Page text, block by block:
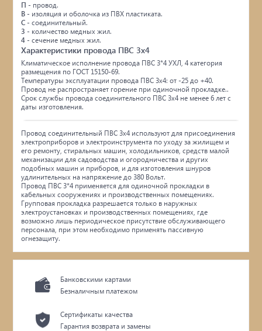
П - провод.
В - изоляция и оболочка из ПВХ пластиката.
С - соединительный.
3- количество медных жил.
4- сечение медных жил.
Характеристики провода ПВС 3х4
Климатическое исполнение провода ПВС 3*4 УХЛ, 4 категория
размещения по ГОСТ 15150-69.
Температуры эксплуатации провода ПВС 3х4: от -25 до +40.
Провод не распространяет горение при одиночной прокладке..
Срок службы провода соединительного ПВС 3х4 не менее 6 лет с
даты изготовления.
Провод соединительный ПВС 3х4 используют для присоединения
электроприборов и электроинструмента по уходу за жилищем и
его ремонту, стиральных машин, холодильников, средств малой
механизации для садоводства и огородничества и других
подобных машин и приборов, и для изготовления шнуров
удлинительных на напряжение до 380 Вольт.
Провод ПВС 3*4 применяется для одиночной прокладки в
кабельных сооружениях и производственных помещениях.
Групповая прокладка разрешается только в наружных
электроустановках и производственных помещениях, где
возможно лишь периодическое присутствие обслуживающего
персонала, при этом необходимо применять пассивную
огнезащиту.
Банковскими картами
Безналичным платежом
Сертификаты качества
Гарантия возврата и замены